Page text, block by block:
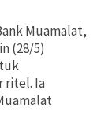
Muamalat,
(28/5)
ritel. Ia